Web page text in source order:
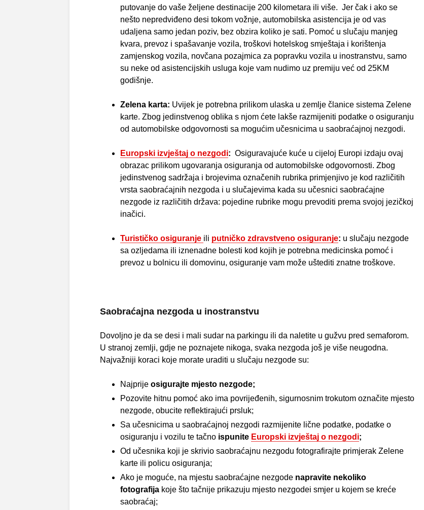
putovanje do vaše željene destinacije 200 kilometara ili više. Jer čak i ako se
nešto nepredviđeno desi tokom vožnje, automobilska asistencija je od vas
udaljena samo jedan poziv, bez obzira koliko je sati. Pomoć u slučaju manjeg
kvara, prevoz i spašavanje vozila, troškovi hotelskog smještaja i korištenja
zamjenskog vozila, novčana pozajmica za popravku vozila u inostranstvu, samo
su neke od asistencijskih usluga koje vam nudimo uz premiju već od 25KM
godišnje.
Zelena karta: Uvijek je potrebna prilikom ulaska u zemlje članice sistema Zelene
karte. Zbog jedinstvenog oblika s njom ćete lakše razmijeniti podatke o osiguranju
od automobilske odgovornosti sa mogućim učesnicima u saobraćajnoj nezgodi.
Europski izvještaj o nezgodi: Osiguravajuće kuće u cijeloj Europi izdaju ovaj
obrazac prilikom ugovaranja osiguranja od automobilske odgovornosti. Zbog
jedinstvenog sadržaja i brojevima označenih rubrika primjenjivo je kod različitih
vrsta saobraćajnih nezgoda i u slučajevima kada su učesnici saobraćajne
nezgode iz različitih država: pojedine rubrike mogu prevoditi prema svojoj jezičkoj
inačici.
Turističko osiguranje ili putničko zdravstveno osiguranje: u slučaju nezgode
sa ozljedama ili iznenadne bolesti kod kojih je potrebna medicinska pomoć i
prevoz u bolnicu ili domovinu, osiguranje vam može uštediti znatne troškove.
Saobraćajna nezgoda u inostranstvu
Dovoljno je da se desi i mali sudar na parkingu ili da naletite u gužvu pred semaforom.
U stranoj zemlji, gdje ne poznajete nikoga, svaka nezgoda još je više neugodna.
Najvažniji koraci koje morate uraditi u slučaju nezgode su:
Najprije osigurajte mjesto nezgode;
Pozovite hitnu pomoć ako ima povrijeđenih, sigurnosnim trokutom označite mjesto
nezgode, obucite reflektirajući prsluk;
Sa učesnicima u saobraćajnoj nezgodi razmijenite lične podatke, podatke o
osiguranju i vozilu te tačno ispunite Europski izvještaj o nezgodi;
Od učesnika koji je skrivio saobraćajnu nezgodu fotografirajte primjerak Zelene
karte ili policu osiguranja;
Ako je moguće, na mjestu saobraćajne nezgode napravite nekoliko
fotografija koje što tačnije prikazuju mjesto nezgodei smjer u kojem se kreće
saobraćaj;